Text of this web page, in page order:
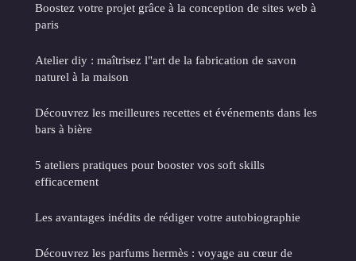
Boostez votre projet grâce à la conception de sites web à
paris
Atelier diy : maîtrisez l"art de la fabrication de savon
naturel à la maison
Découvrez les meilleures recettes et événements dans les
bars à bière
5 ateliers pratiques pour booster vos soft skills
efficacement
Les avantages inédits de rédiger votre autobiographie
Découvrez les parfums hermès : voyage au cœur de